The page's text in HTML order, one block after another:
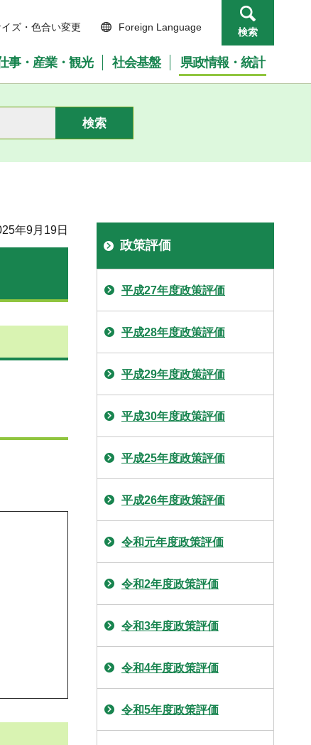
ズ・色合い変更 Foreign Language 検索
事・産業・観光 社会基盤 県政情報・統計
年9月19日
政策評価
平成27年度政策評価
平成28年度政策評価
平成29年度政策評価
平成30年度政策評価
平成25年度政策評価
平成26年度政策評価
令和元年度政策評価
令和2年度政策評価
令和3年度政策評価
令和4年度政策評価
令和5年度政策評価